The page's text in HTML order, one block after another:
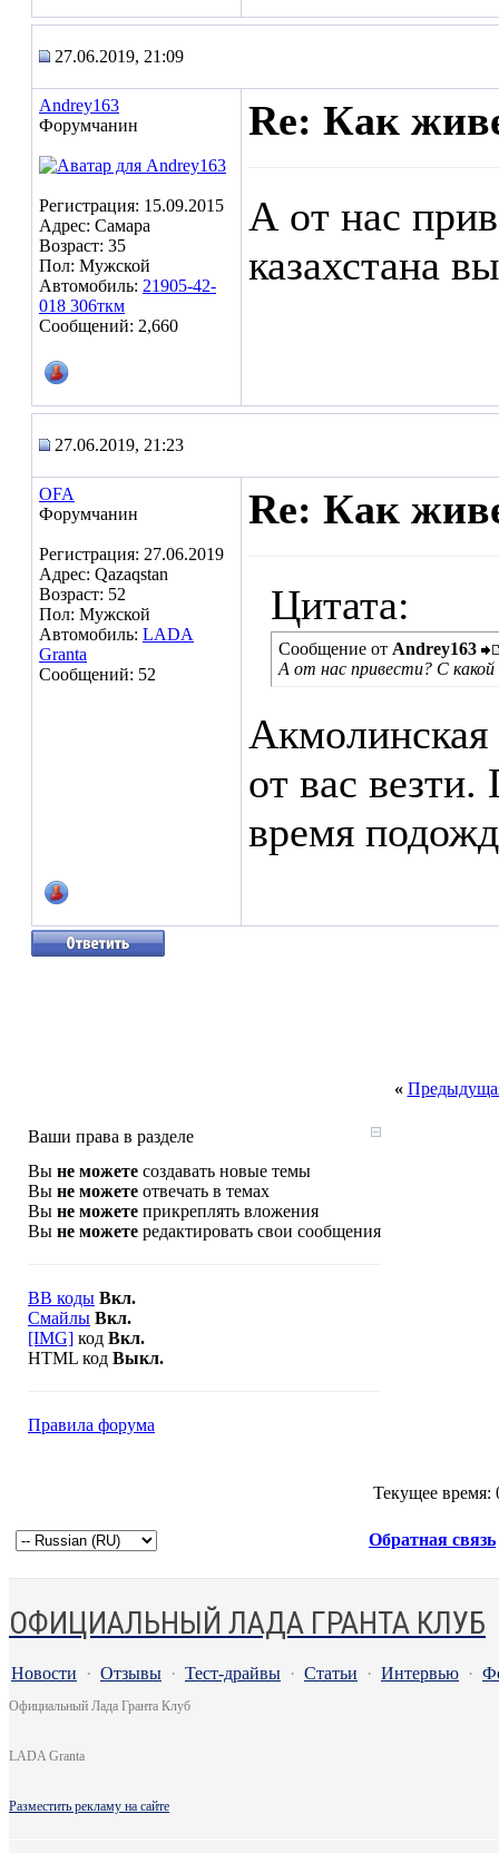
27.06.2019, 21:09
Andrey163
Форумчанин
Регистрация: 15.09.2015
Адрес: Самара
Возраст: 35
Пол: Мужской
Автомобиль: 21905-42-
018 306ткм
Сообщений: 2,660
Re: Как
А от нас
казахстана
27.06.2019, 21:23
OFA
Форумчанин
Регистрация: 27.06.2019
Адрес: Qazaqstan
Возраст: 52
Пол: Мужской
Автомобиль: LADA
Granta
Сообщений: 52
Re: Как
Цитата:
Сообщение от Andrey163
А от нас привести? С
Акмолинская
от вас везти.
время
«
Ваши права в разделе
Вы не можете создавать новые темы
Вы не можете отвечать в темах
Вы не можете прикреплять вложения
Вы не можете редактировать свои сообщения
BB коды Вкл.
Смайлы Вкл.
[IMG] код Вкл.
HTML код Выкл.
Правила форума
Текущее время:
Обратная связь
ОФИЦИАЛЬНЫЙ ЛАДА ГРАНТА КЛУБ
Новости · Отзывы · Тест-драйвы · Статьи · Интервью ·
Официальный Лада Гранта Клуб
LADA Granta
Разместить рекламу на сайте